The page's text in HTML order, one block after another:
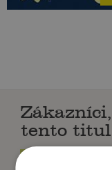
tento